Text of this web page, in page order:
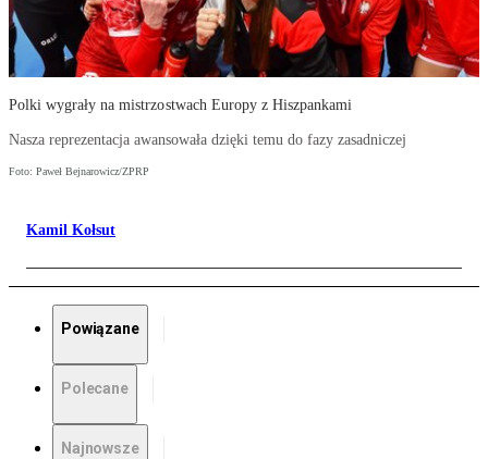
Polki wygrały na mistrzostwach Europy z Hiszpankami
Nasza reprezentacja awansowała dzięki temu do fazy zasadniczej
Foto: Paweł Bejnarowicz/ZPRP
Kamil Kołsut
Powiązane
Polecane
Najnowsze